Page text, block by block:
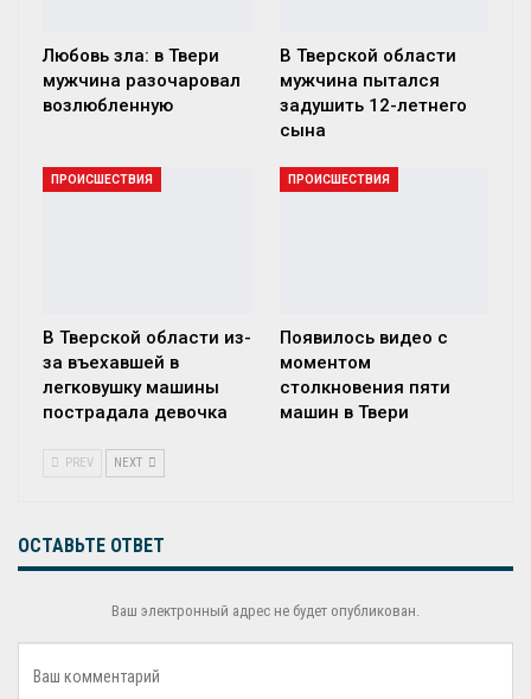
Любовь зла: в Твери
мужчина разочаровал
возлюбленную
В Тверской области
мужчина пытался
задушить 12-летнего
сына
ПРОИСШЕСТВИЯ
В Тверской области из-
за въехавшей в
легковушку машины
пострадала девочка
ПРОИСШЕСТВИЯ
Появилось видео с
моментом
столкновения пяти
машин в Твери
PREV NEXT
ОСТАВЬТЕ ОТВЕТ
Ваш электронный адрес не будет опубликован.